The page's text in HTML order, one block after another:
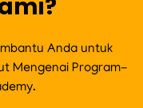
Anda untuk
Mengenai Program-